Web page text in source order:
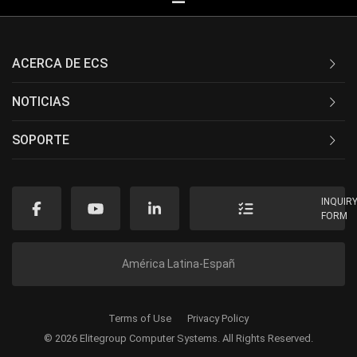
ACERCA DE ECS
NOTICIAS
SOPORTE
FORM
América Latina-Españ
© 2026 Elitegroup Computer Systems. All Rights Reserved.
Terms of Use Privacy Policy